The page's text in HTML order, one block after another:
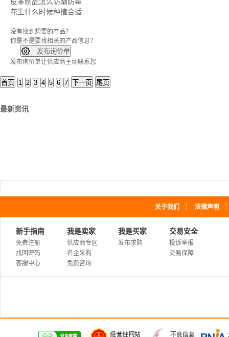
皮革制品怎么防潮防霉
花生什么时候种植合适
没有找到想要的产品？
你是不是要找相关的产品信息？
 发布询价单
发布询价单让供应商主动联系您
首页 1 2 3 4 5 6 7 下一页 尾页
最新资讯
关于我们 法律声明
新手指南
免费注册
找回密码
客服中心
我是卖家
供应商专区
名企采购
免费咨询
我是买家
发布求购
交易安全
投诉举报
交易保障